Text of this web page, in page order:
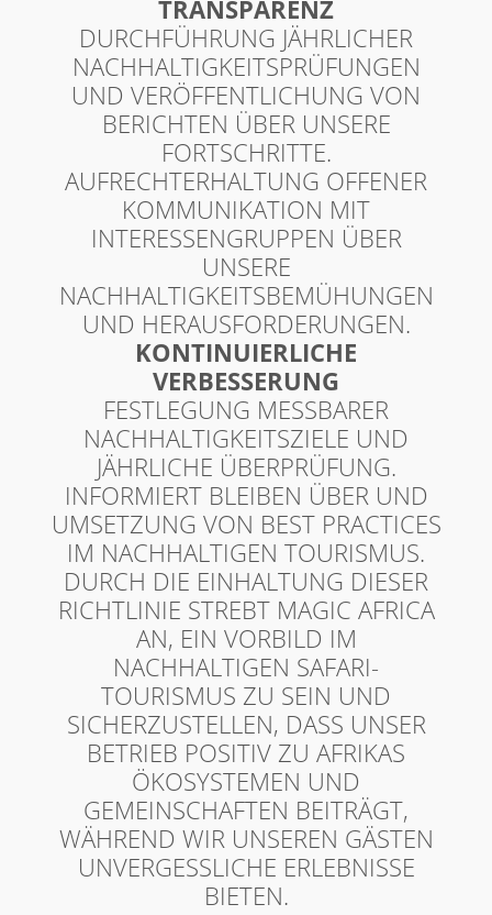
TRANSPARENZ
DURCHFÜHRUNG JÄHRLICHER
NACHHALTIGKEITSPRÜFUNGEN
UND VERÖFFENTLICHUNG VON
BERICHTEN ÜBER UNSERE
FORTSCHRITTE.
AUFRECHTERHALTUNG OFFENER
KOMMUNIKATION MIT
INTERESSENGRUPPEN ÜBER
UNSERE
NACHHALTIGKEITSBEMÜHUNGEN
UND HERAUSFORDERUNGEN.
KONTINUIERLICHE
VERBESSERUNG
FESTLEGUNG MESSBARER
NACHHALTIGKEITSZIELE UND
JÄHRLICHE ÜBERPRÜFUNG.
INFORMIERT BLEIBEN ÜBER UND
UMSETZUNG VON BEST PRACTICES
IM NACHHALTIGEN TOURISMUS.
DURCH DIE EINHALTUNG DIESER
RICHTLINIE STREBT MAGIC AFRICA
AN, EIN VORBILD IM
NACHHALTIGEN SAFARI-
TOURISMUS ZU SEIN UND
SICHERZUSTELLEN, DASS UNSER
BETRIEB POSITIV ZU AFRIKAS
ÖKOSYSTEMEN UND
GEMEINSCHAFTEN BEITRÄGT,
WÄHREND WIR UNSEREN GÄSTEN
UNVERGESSLICHE ERLEBNISSE
BIETEN.